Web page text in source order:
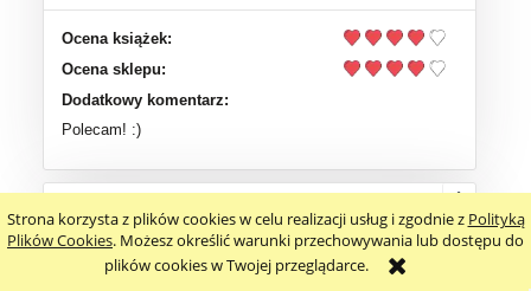
Strona korzysta z plików cookies w celu realizacji usług i zgodnie z Polityką
Plików Cookies. Możesz określić warunki przechowywania lub dostępu do
plików cookies w Twojej przeglądarce.
Ocena książek:
Ocena sklepu:
Dodatkowy komentarz:
Polecam! :)
Dodano: 2020-12-25
Opinia zweryfikowana